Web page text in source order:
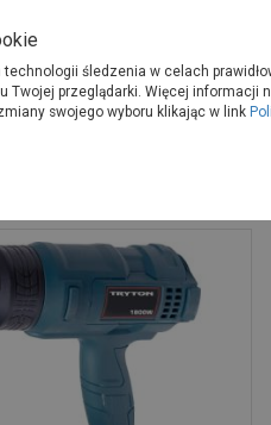
Produkty Gdzie
śledzenia w celach
Twojej przeglądarki. Więcej
swojego wyboru klikając w link